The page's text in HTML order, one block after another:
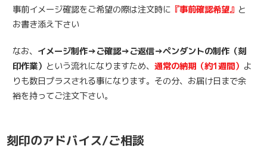
事前イメージ確認をご希望の際は注文時に 『事前確認希望』 と
お書き添え下さい
なお、 イメージ制作→ご確認→ご返信→ペンダントの制作（刻
印作業） という流れになりますため、通常の納期（約1週間） よ
りも数日プラスされる事になります。その分、お届け日まで余
裕を持ってご注文下さい。
刻印のアドバイス/ご相談